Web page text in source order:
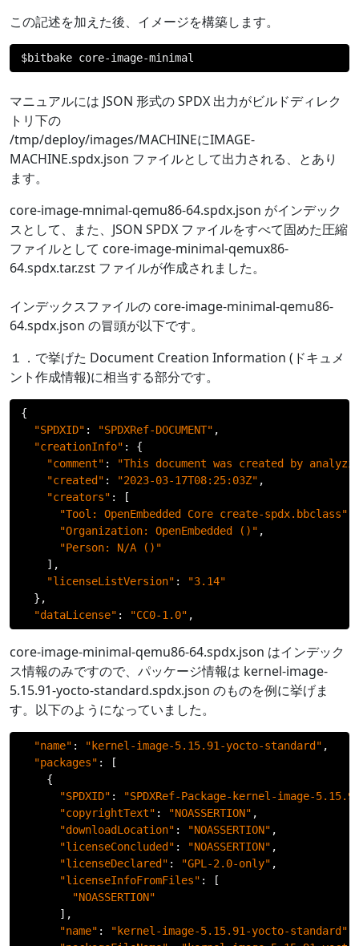
この記述を加えた後、イメージを構築します。
$bitbake core-image-minimal
マニュアルには JSON 形式の SPDX 出力がビルドディレク
トリ下の
/tmp/deploy/images/MACHINEにIMAGE-
MACHINE.spdx.json ファイルとして出力される、とあり
ます。
core-image-mnimal-qemu86-64.spdx.json がインデック
スとして、また、JSON SPDX ファイルをすべて固めた圧縮
ファイルとして core-image-minimal-qemux86-
64.spdx.tar.zst ファイルが作成されました。
インデックスファイルの core-image-minimal-qemu86-
64.spdx.json の冒頭が以下です。
１．で挙げた Document Creation Information (ドキュメ
ント作成情報)に相当する部分です。
{
"SPDXID" : "SPDXRef-DOCUMENT" ,
"creationInfo" :
{
"comment" :
"This document was created by
"created" : "2023-03-17T08:25:03Z" ,
"creators" :
[
"Tool: OpenEmbedded Core create-spdx.bbclass"
"Organization: OpenEmbedded ()" ,
"Person: N/A ()"
],
"licenseListVersion" :
"3.14"
},
"dataLicense" : "CC0-1.0" ,
core-image-minimal-qemu86-64.spdx.json はインデック
ス情報のみですので、パッケージ情報は kernel-image-
5.15.91-yocto-standard.spdx.json のものを例に挙げま
す。以下のようになっていました。
"name" : "kernel-image-5.15.91-yocto-standard" ,
"packages" :
[
{
"SPDXID" :
"SPDXRef-Package-kernel-image-
"copyrightText" : "NOASSERTION" ,
"downloadLocation" : "NOASSERTION" ,
"licenseConcluded" : "NOASSERTION" ,
"licenseDeclared" : "GPL-2.0-only" ,
"licenseInfoFromFiles" :
[
"NOASSERTION"
],
"name" : "kernel-image-5.15.91-yocto-standard"